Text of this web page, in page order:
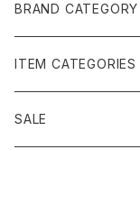
BRAND CATEGORY
黄金の草 ビオジュエリ
ピアス＆イヤリング
ボルジェス木版画
ITEM CATEGORIES
アクセサリー
SALE